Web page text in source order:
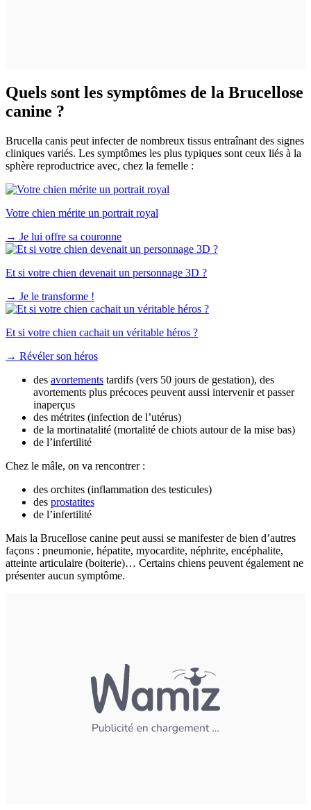
Quels sont les symptômes de la Brucellose
canine ?
Brucella canis peut infecter de nombreux tissus entraînant des signes
cliniques variés. Les symptômes les plus typiques sont ceux liés à la
sphère reproductrice avec, chez la femelle :
Votre chien mérite un portrait royal
→ Je lui offre sa couronne
Et si votre chien devenait un personnage 3D ?
→ Je le transforme !
Et si votre chien cachait un véritable héros ?
→ Révéler son héros
des avortements tardifs (vers 50 jours de gestation), des
avortements plus précoces peuvent aussi intervenir et passer
inaperçus
des métrites (infection de l’utérus)
de la mortinatalité (mortalité de chiots autour de la mise bas)
de l’infertilité
Chez le mâle, on va rencontrer :
des orchites (inflammation des testicules)
des prostatites
de l’infertilité
Mais la Brucellose canine peut aussi se manifester de bien d’autres
façons : pneumonie, hépatite, myocardite, néphrite, encéphalite,
atteinte articulaire (boiterie)… Certains chiens peuvent également ne
présenter aucun symptôme.